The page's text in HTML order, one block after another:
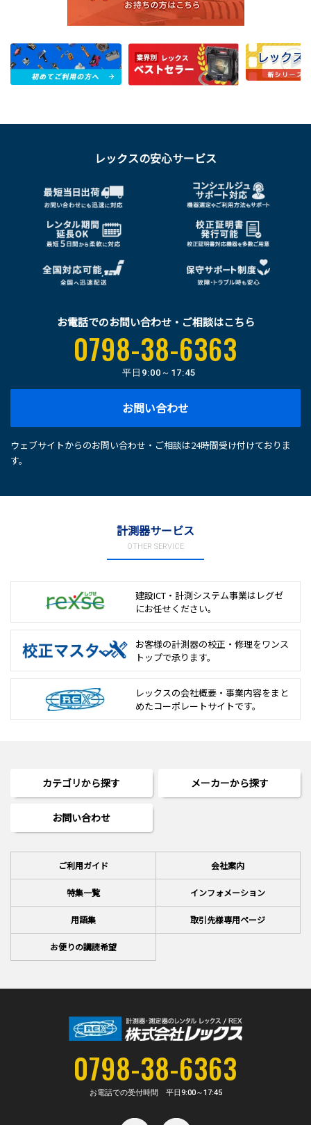
レックスの安心サービス
お電話でのお問い合わせ・ご相談はこちら
0798-38-6363
平日 9:00～17:45
お問い合わせ
ウェブサイトからのお問い合わせ・ご相談は24時間受け付けておりま
す。
計測器サービス
OTHER SERVICE
建設ICT・計測システム事業は レグゼ
にお任せください。
お客様の計測器の校正・修理をワンス
トップで承ります。
レックスの会社概要・事業内容をまと
めたコーポレートサイトです。
カテゴリから探す メーカーから探す
お問い合わせ
ご利用ガイド 会社案内
特集一覧 インフォメーション
用語集 取引先様専用ページ
お便りの講読希望
0798-38-6363
お電話での受付時間 平日9:00～17:45